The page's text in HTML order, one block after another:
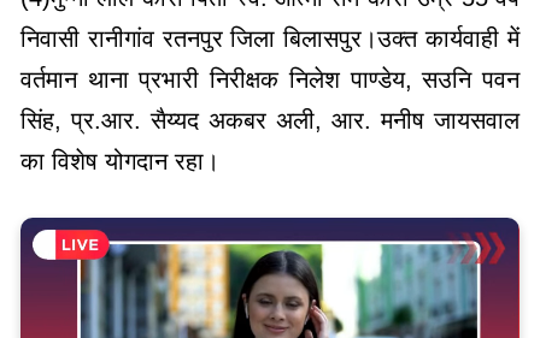
निवासी रानीगांव रतनपुर जिला बिलासपुर।उक्त कार्यवाही में
वर्तमान थाना प्रभारी निरीक्षक निलेश पाण्डेय, सउनि पवन
सिंह, प्र.आर. सैय्यद अकबर अली, आर. मनीष जायसवाल
का विशेष योगदान रहा।